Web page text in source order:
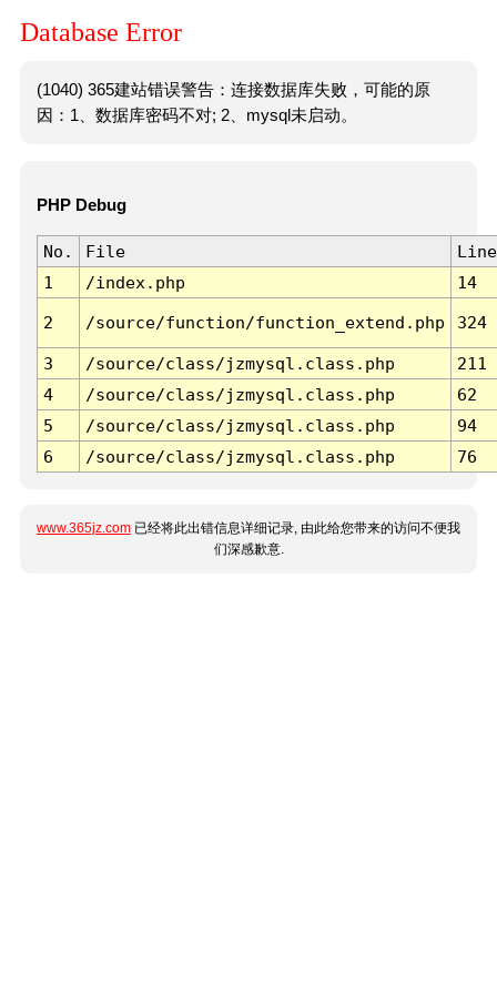
Database Error
(1040) 365建站错误警告：连接数据库失败，可能的原
因：1、数据库密码不对; 2、mysql未启动。
PHP Debug
No. File
Line
1
/index.php 14
2 /source/function/function_extend.php 324
3 /source/class/jzmysql.class.php
211
4
/source/class/jzmysql.class.php
62
5
/source/class/jzmysql.class.php
94
6
/source/class/jzmysql.class.php 76
www.365jz.com 已经将此出错信息详细记录, 由此给您带来的访问不便我
们深感歉意.